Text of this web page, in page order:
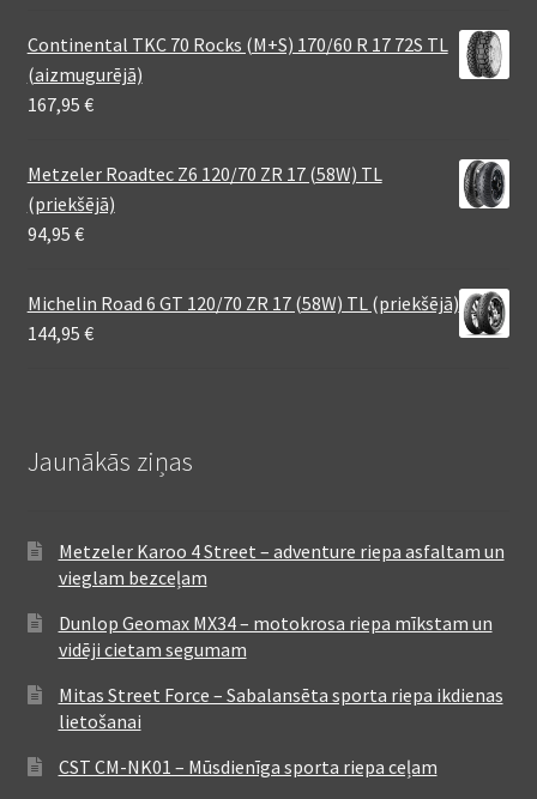
Continental TKC 70 Rocks (M+S) 170/60 R 17 72S TL
(aizmugurējā)
167,95 €
Metzeler Roadtec Z6 120/70 ZR 17 (58W) TL
(priekšējā)
94,95 €
Michelin Road 6 GT 120/70 ZR 17 (58W) TL (priekšējā)
144,95 €
Jaunākās ziņas
Metzeler Karoo 4 Street – adventure riepa asfaltam un
vieglam bezceļam
Dunlop Geomax MX34 – motokrosa riepa mīkstam un
vidēji cietam segumam
Mitas Street Force – Sabalansēta sporta riepa ikdienas
lietošanai
CST CM-NK01 – Mūsdienīga sporta riepa ceļam